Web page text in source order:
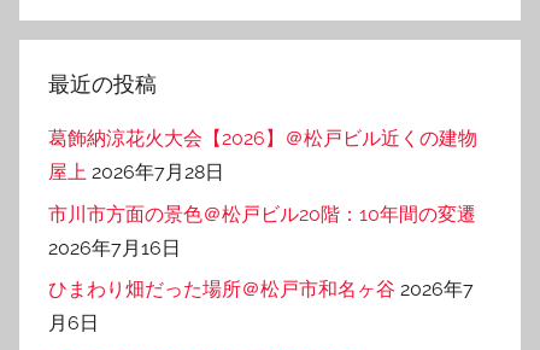
ゴ
リ
最近の投稿
葛飾納涼花火大会【2026】＠松戸ビル近くの建物
屋上 2026年7月28日
市川市方面の景色＠松戸ビル20階：10年間の変遷
2026年7月16日
ひまわり畑だった場所＠松戸市和名ヶ谷 2026年7
月6日